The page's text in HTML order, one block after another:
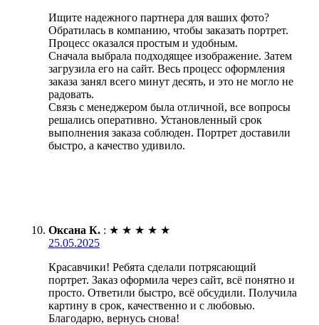
Ищите надежного партнера для ваших фото?
Обратилась в компанию, чтобы заказать портрет.
Процесс оказался простым и удобным.
Сначала выбрала подходящее изображение. Затем
загрузила его на сайт. Весь процесс оформления
заказа занял всего минут десять, и это не могло не
радовать.
Связь с менеджером была отличной, все вопросы
решались оперативно. Установленный срок
выполнения заказа соблюден. Портрет доставили
быстро, а качество удивило.
Оксана К. : ★ ★ ★ ★ ★
25.05.2025
Красавчики! Ребята сделали потрясающий
портрет. Заказ оформила через сайт, всё понятно и
просто. Ответили быстро, всё обсудили. Получила
картину в срок, качественно и с любовью.
Благодарю, вернусь снова!